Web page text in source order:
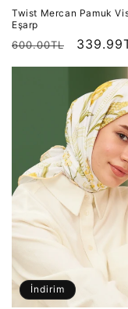
Twist Mercan Pamuk
Eşarp
Normal
600.00TL
İndirim